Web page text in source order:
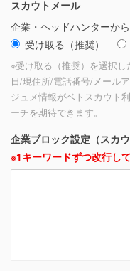
スカウトメール
企業・ヘッドハンターか
受け取る（推奨）
※受け取る（推奨）を選択
日/現住所/電話番号/メール
ジュメ情報がベトスカウト
ーチを期待できます。
企業ブロック設定（スカ
※1キーワードずつ改行し